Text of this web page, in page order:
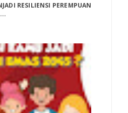
RESILIENSI PEREMPUAN